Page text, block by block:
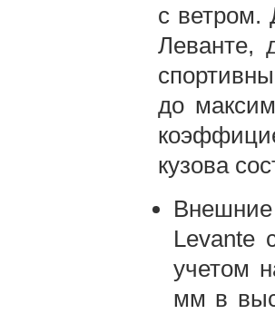
с ветром.
Леванте,
до
кузова
Levante
учетом
мм в